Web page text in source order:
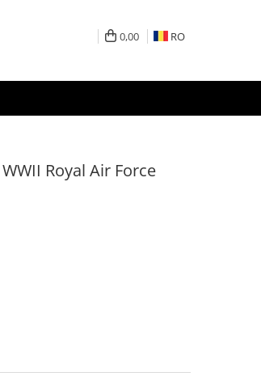
0,00 RO
Royal Air Force